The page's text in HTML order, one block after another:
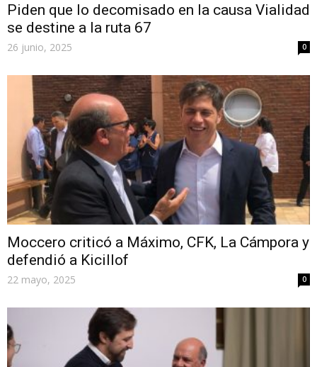
Piden que lo decomisado en la causa Vialidad
se destine a la ruta 67
26 junio, 2025 0
Moccero criticó a Máximo, CFK, La Cámpora y
defendió a Kicillof
22 mayo, 2025 0